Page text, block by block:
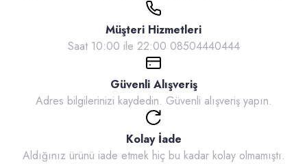
Müşteri Hizmetleri
Saat 10:00 ile 22:00 08504440444
Güvenli Alışveriş
Adres bilgilerinizi kaydedin. Güvenli alışveriş yapın.
Kolay İade
Aldığınız ürünü iade etmek hiç bu kadar kolay olmamıştı.